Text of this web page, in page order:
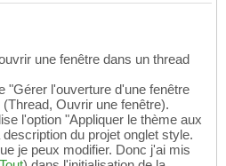
une fenêtre dans un thread
"Gérer l'ouverture d'une fenêtre
Ouvrir une fenêtre).
l'option "Appliquer le thème aux
du projet onglet style.
je peux modifier. Donc j'ai mis